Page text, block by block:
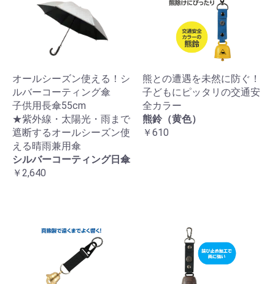
オールシーズン使える！シ
ルバーコーティング傘
子供用長傘55cm
★紫外線・太陽光・雨まで
遮断するオールシーズン使
える晴雨兼用傘
シルバーコーティング日傘
￥2,640
熊との遭遇を未然に防ぐ！
子どもにピッタリの交通安
全カラー
熊鈴（黄色）
￥610